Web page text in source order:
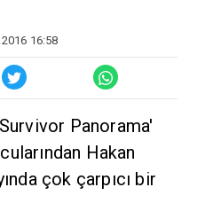
16:58
Panorama'
Hakan
çok çarpıcı bir